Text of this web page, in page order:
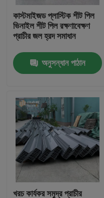
মান নিয়ন্ত্রণ
আমাদের সাথে যোগাযোগ করুন
ব্লগ
উদ্ধৃতির জন্য আবেদন
এমবিবিআর ফিল্টার মিডিয়া
এমবিবিআর বায়ো মিডিয়া
কাস্টমাইজড প্লাস্টিক শীট পিল
ভিনাইল শীট পিল রক্ষণাবেক্ষণ
প্রাচীর জল হ্রদ সমাধান
অনুসন্ধান পাঠান
খরচ কার্যকর সমুদ্র প্রাচীর